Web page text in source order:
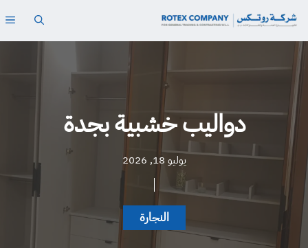
دواليب خشبية بجدة
يوليو 18, 2026
النجارة